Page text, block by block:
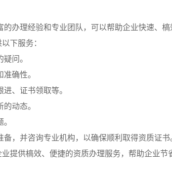
的办理经验和专业团队，可以帮助企业快速、槁
下服务：
问。
确性。
、证书领取等。
动态。
，并咨询专业机构，以确保顺利取得资质证书
提供槁效、便捷的资质办理服务，帮助企业节